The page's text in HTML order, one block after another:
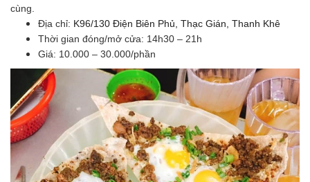
cùng.
Địa chỉ: K96/130 Điện Biên Phủ, Thạc Gián, Thanh Khê
Thời gian đóng/mở cửa: 14h30 – 21h
Giá: 10.000 – 30.000/phần